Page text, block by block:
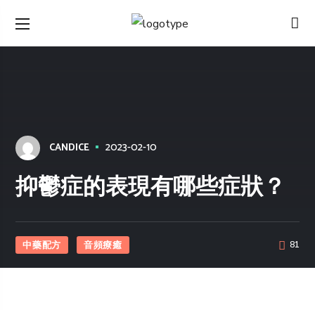
CANDICE 2023-02-10
抑鬱症的表現有哪些症狀？
中藥配方 ⾳頻療癒 81